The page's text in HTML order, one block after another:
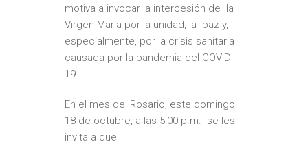
motiva a invocar la intercesión de la
Virgen María por la unidad, la paz y,
especialmente, por la crisis sanitaria
causada por la pandemia del COVID-
19.
En el mes del Rosario, este domingo
18 de octubre, a las 5:00 p.m. se les
invita a que